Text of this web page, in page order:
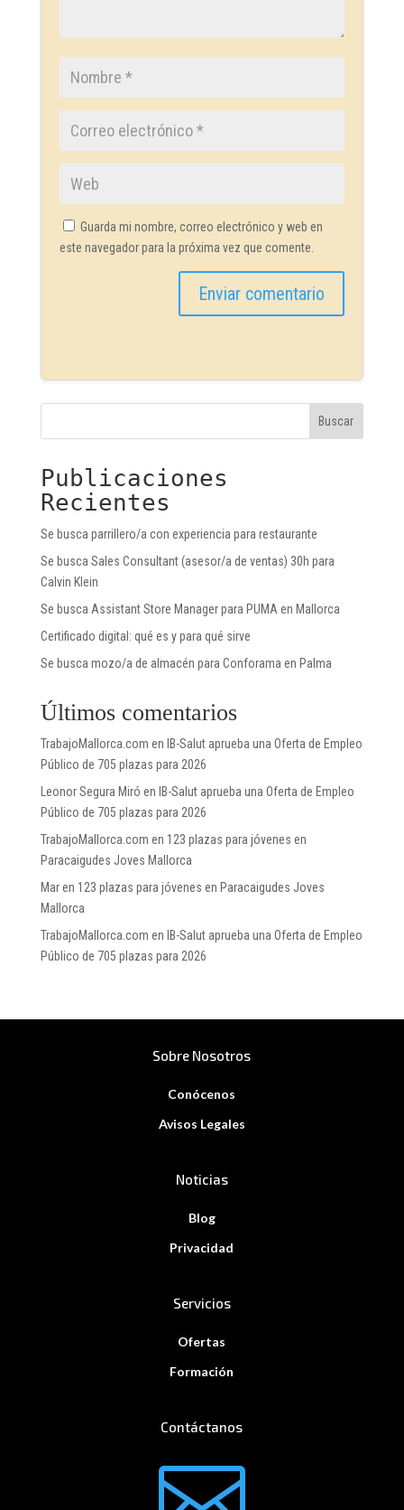
Guarda mi nombre, correo electrónico y web en
este navegador para la próxima vez que comente.
Buscar
Publicaciones
Recientes
Se busca parrillero/a con experiencia para restaurante
Se busca Sales Consultant (asesor/a de ventas) 30h para
Calvin Klein
Se busca Assistant Store Manager para PUMA en Mallorca
Certificado digital: qué es y para qué sirve
Se busca mozo/a de almacén para Conforama en Palma
Últimos comentarios
TrabajoMallorca.com en IB-Salut aprueba una Oferta de Empleo
Público de 705 plazas para 2026
Leonor Segura Miró en IB-Salut aprueba una Oferta de Empleo
Público de 705 plazas para 2026
TrabajoMallorca.com en 123 plazas para jóvenes en
Paracaigudes Joves Mallorca
Maren 123 plazas para jóvenes en Paracaigudes Joves
Mallorca
TrabajoMallorca.com en IB-Salut aprueba una Oferta de Empleo
Público de 705 plazas para 2026
Sobre Nosotros
Conócenos
Avisos Legales
Noticias
Blog
Privacidad
Servicios
Ofertas
Formación
Contáctanos